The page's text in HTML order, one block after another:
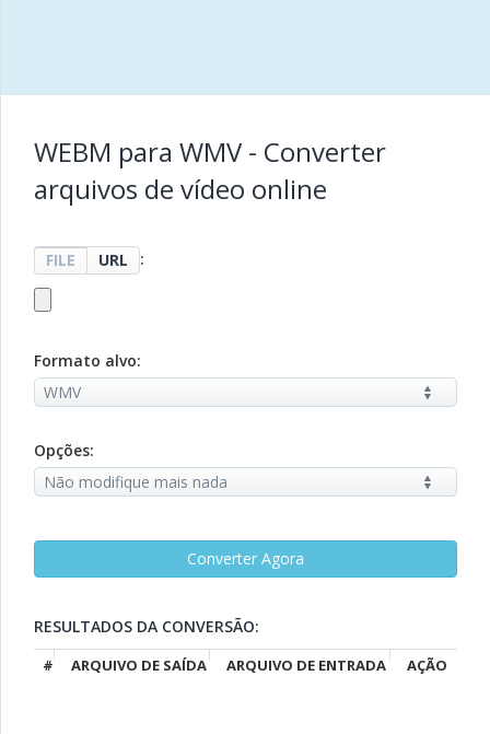
WEBM para WMV - Converter
arquivos de vídeo online
FILE URL :
Formato alvo:
Opções:
RESULTADOS DA CONVERSÃO:
# ARQUIVO DE SAÍDA ARQUIVO DE ENTRADA AÇÃO